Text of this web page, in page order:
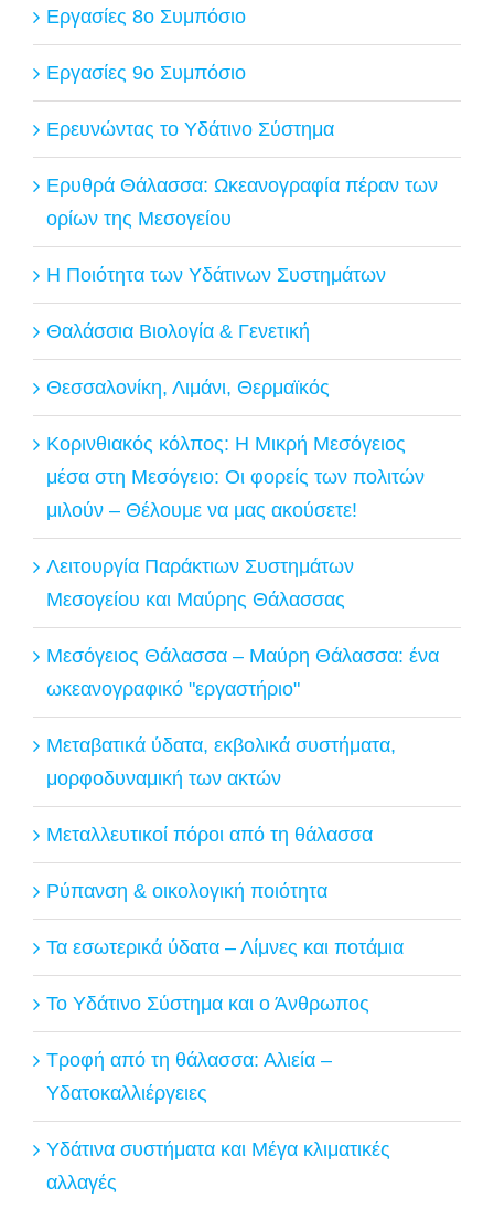
Εργασίες 8ο Συμπόσιο
Εργασίες 9ο Συμπόσιο
Ερευνώντας το Υδάτινο Σύστημα
Ερυθρά Θάλασσα: Ωκεανογραφία πέραν των
ορίων της Μεσογείου
Η Ποιότητα των Υδάτινων Συστημάτων
Θαλάσσια Βιολογία & Γενετική
Θεσσαλονίκη, Λιμάνι, Θερμαϊκός
Κορινθιακός κόλπος: Η Μικρή Μεσόγειος
μέσα στη Μεσόγειο: Οι φορείς των πολιτών
μιλούν – Θέλουμε να μας ακούσετε!
Λειτουργία Παράκτιων Συστημάτων
Μεσογείου και Μαύρης Θάλασσας
Μεσόγειος Θάλασσα – Μαύρη Θάλασσα: ένα
ωκεανογραφικό "εργαστήριο"
Μεταβατικά ύδατα, εκβολικά συστήματα,
μορφοδυναμική των ακτών
Μεταλλευτικοί πόροι από τη θάλασσα
Ρύπανση & οικολογική ποιότητα
Τα εσωτερικά ύδατα – Λίμνες και ποτάμια
Το Υδάτινο Σύστημα και ο Άνθρωπος
Τροφή από τη θάλασσα: Αλιεία –
Υδατοκαλλιέργειες
Υδάτινα συστήματα και Μέγα κλιματικές
αλλαγές